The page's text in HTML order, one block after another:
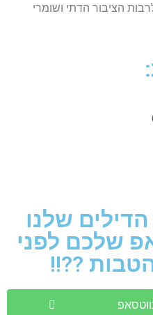
הציבור הדתי ושומרי
שלנו
שלכם לפני
??!!